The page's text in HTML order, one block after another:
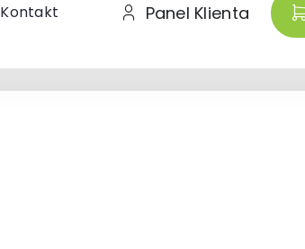
Kontakt Panel Klienta